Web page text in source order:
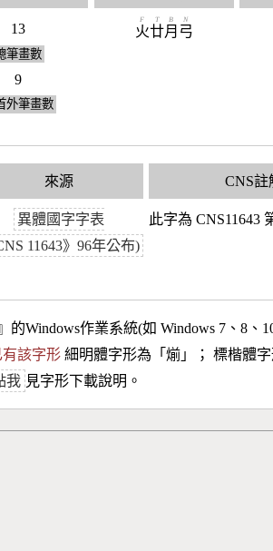
13
筆畫數
9
外筆畫數
火
F
廿
T
月
B
弓
N
來源
異體國字字表
11643》96年公布)
CNS註
此字為 CNS11643
的Windows作業系統(如 Windows 7、8、
有該字形 細明體字形為「㷙 」； 標楷體
我 見字形下載說明。